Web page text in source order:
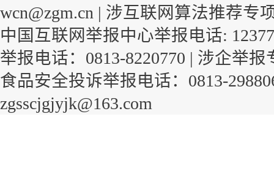
wcn@zgm.cn | 涉互联网算法推荐专
中国互联网举报中心举报电话:
举报电话：0813-8220770 | 涉企举报
食品安全投诉举报电话：0813-
zgsscjgjyjk@163.com